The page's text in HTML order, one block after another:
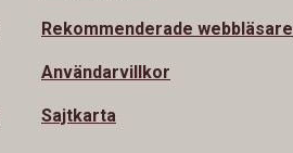
Rekommenderade webbläsare
Användarvillkor
Sajtkarta